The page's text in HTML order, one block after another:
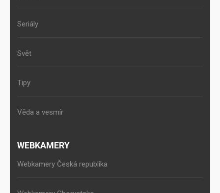
Seriály
Svět
Tipy
Věda a vesmír
WEBKAMERY
Webkamery Česká republika